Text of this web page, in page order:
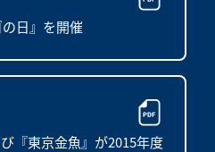
日』を開催
『東京金魚』が2015年度